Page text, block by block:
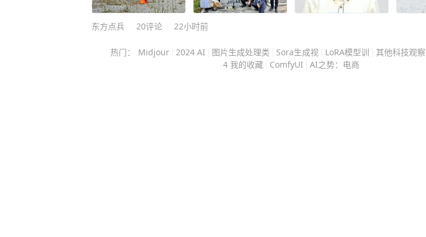
供应链，深度嵌入西方商业体系，一旦强行冻结，受损的不只
是中国，依赖中国廉价商品、供应链支撑的欧美企业、进口商
需市场，经济抗压能力远超俄罗斯，西方照搬旧的金融制裁套
路，根本无法打破我国的经济底盘，所谓的金融战从一开始就
东方点兵 20评论 22小时前
热门： Midjour 2024 AI 图片生成处理类 Sora生成视 LoRA模型训 其他科技观察
4 我的收藏
ComfyUI AI之势：电商